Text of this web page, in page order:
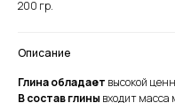
200 гр.
Описание
Глина обладает высокой
В состав глины входит масса